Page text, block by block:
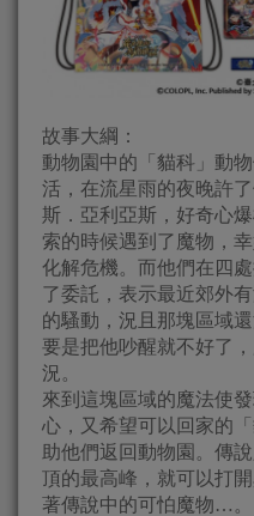
故事大綱：
動物園中的「貓科」動
活，在流星雨的夜晚許
斯．亞利亞斯，好奇心
索的時候遇到了魔物，
化解危機。而他們在四
了委託，表示最近郊外
的騷動，況且那塊區域
要是把他吵醒就不好了
況。
來到這塊區域的魔法使
心，又希望可以回家的
助他們返回動物園。傳
頂的最高峰，就可以打
著傳說中的可怕魔物…。